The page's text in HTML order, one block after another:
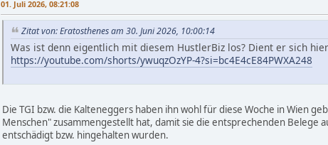
01. Juli 2026, 08:21:08
Zitat von: Eratosthenes am 30. Juni 2026, 10:00:14
Was ist denn eigentlich mit diesem HustlerBiz los? Dient er sich
https://youtube.com/shorts/ywuqzOzYP-4?si=bc4E4cE84PWXA248
Die TGI bzw. die Kalteneggers haben ihn wohl für diese Woche in Wien
Menschen" zusammengestellt hat, damit sie die entsprechenden Belege
entschädigt bzw. hingehalten wurden.